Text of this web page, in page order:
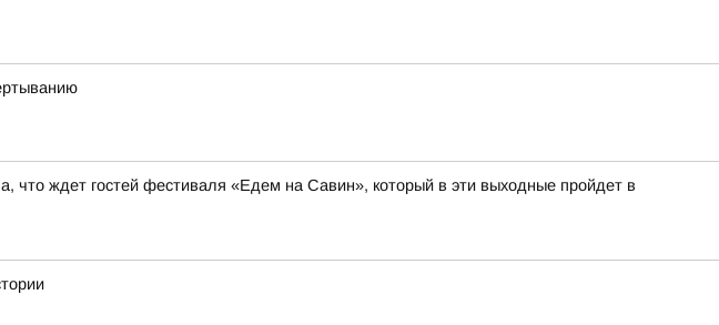
что ждет гостей фестиваля «Едем на Савин», который в эти выходные пройдет в